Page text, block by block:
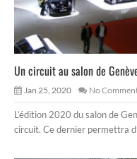
Un circuit au salon de
Jan 25, 2020 No
L’édition 2020 du salon de
circuit. Ce dernier permettra